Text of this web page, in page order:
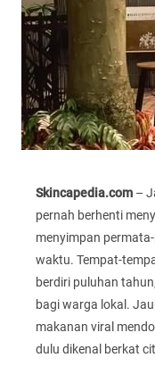
Skincapedia.com –
pernah berhenti
menyimpan
waktu. Tempat-
berdiri puluhan
bagi warga lokal.
makanan viral
dulu dikenal berkat